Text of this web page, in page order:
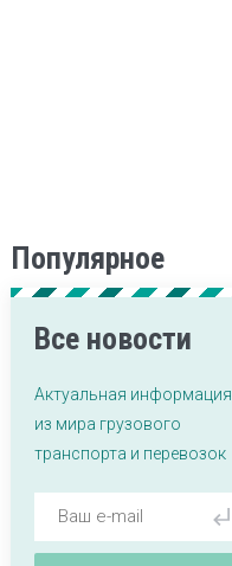
Популярное
Все новости
Актуальная информация
из мира грузового
транспорта и перевозок